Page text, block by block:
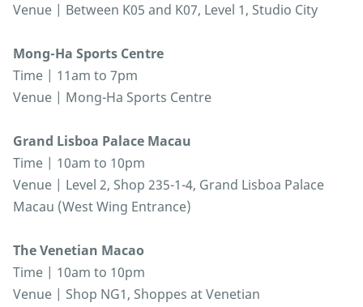
Venue | Between K05 and K07, Level 1, Studio City
Mong-Ha Sports Centre
Time | 11am to 7pm
Venue | Mong-Ha Sports Centre
Grand Lisboa Palace Macau
Time | 10am to 10pm
Venue | Level 2, Shop 235-1-4, Grand Lisboa Palace
Macau (West Wing Entrance)
The Venetian Macao
Time | 10am to 10pm
Venue | Shop NG1, Shoppes at Venetian